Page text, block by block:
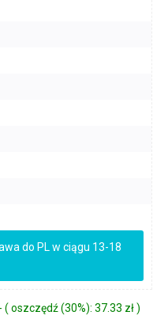
do PL w ciągu 13-18
- ( oszczędź (30%): 37.33 zł )